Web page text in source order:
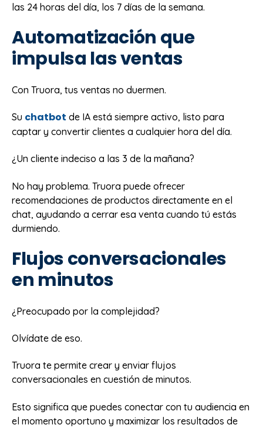
las 24 horas del día, los 7 días de la semana.
Automatización que
impulsa las ventas
Con Truora, tus ventas no duermen.
Su chatbot de IA está siempre activo, listo para
captar y convertir clientes a cualquier hora del día.
¿Un cliente indeciso a las 3 de la mañana?
No hay problema. Truora puede ofrecer
recomendaciones de productos directamente en el
chat, ayudando a cerrar esa venta cuando tú estás
durmiendo.
Flujos conversacionales
en minutos
¿Preocupado por la complejidad?
Olvídate de eso.
Truora te permite crear y enviar flujos
conversacionales en cuestión de minutos.
Esto significa que puedes conectar con tu audiencia en
el momento oportuno y maximizar los resultados de